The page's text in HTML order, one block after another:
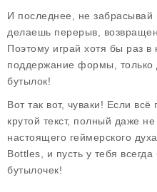
И последнее, не забрасывай
делаешь перерыв,
Поэтому играй хотя бы раз в
поддержание формы, только
бутылок!
Вот так вот, чуваки! Если
крутой текст, полный даже
настоящего геймерского
Bottles, и пусть у тебя
бутылочек!